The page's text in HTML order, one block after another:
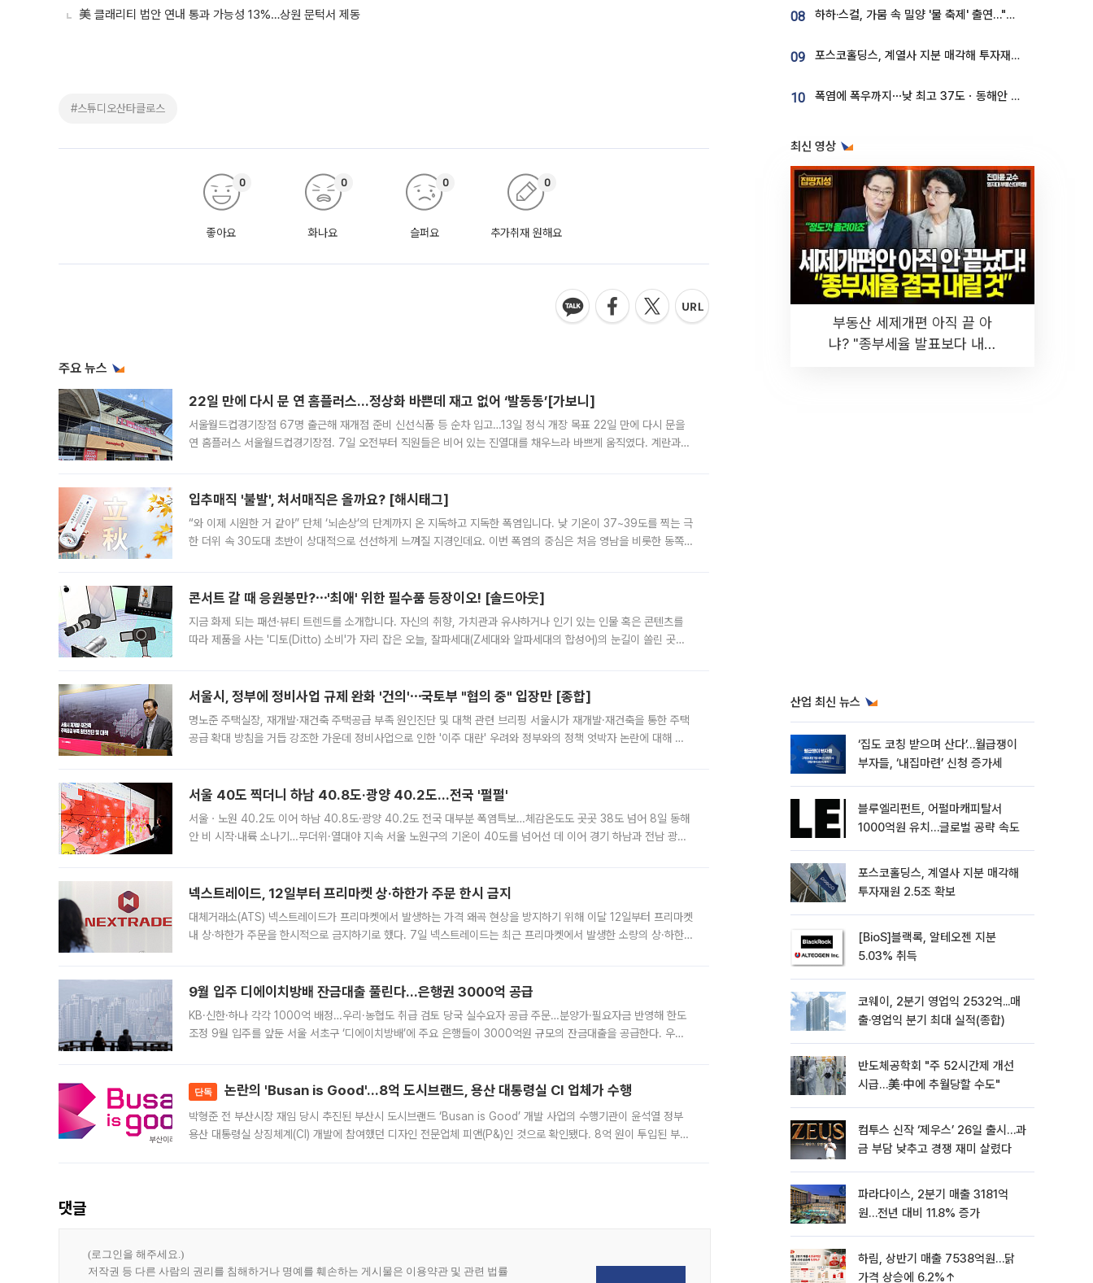
美 클래리티 법안 연내 통과 가능성 13%…상원 문턱서 제동
#스튜디오산타클로스
좋아요
0
화나요
0
슬퍼요
0
추가취재 원해요
0
주요 뉴스
22일 만에 다시 문 연 홈플러스…정상화 바쁜데 재고 없어 ‘발동동’[가보니]
서울월드컵경기장점 67명 출근해 재개점 준비 신선식품 등 순차 입고…13일 정식 개장 목표 22일 만에 다시 문을
연 홈플러스 서울월드컵경기장점. 7일 오전부터 직원들은 비어 있는 진열대를 채우느라 바쁘게 움직였다. 계란과
입추매직 '불발', 처서매직은 올까요? [해시태그]
“와 이제 시원한 거 같아” 단체 ‘뇌손상’의 단계까지 온 지독하고 지독한 폭염입니다. 낮 기온이 37~39도를 찍는 극
한 더위 속 30도대 초반이 상대적으로 선선하게 느껴질 지경인데요. 이번 폭염의 중심은 처음 영남을 비롯한 동쪽
콘서트 갈 때 응원봉만?⋯'최애' 위한 필수품 등장이오! [솔드아웃]
지금 화제 되는 패션·뷰티 트렌드를 소개합니다. 자신의 취향, 가치관과 유사하거나 인기 있는 인물 혹은 콘텐츠를
따라 제품을 사는 '디토(Ditto) 소비'가 자리 잡은 오늘, 잘파세대(Z세대와 알파세대의 합성어)의 눈길이 쏠린 곳은
서울시, 정부에 정비사업 규제 완화 '건의'⋯국토부 "협의 중" 입장만 [종합]
명노준 주택실장, 재개발·재건축 주택공급 부족 원인진단 및 대책 관련 브리핑 서울시가 재개발·재건축을 통한 주택
공급 확대 방침을 거듭 강조한 가운데 정비사업으로 인한 '이주 대란' 우려와 정부와의 정책 엇박자 논란에 대해 정
서울 40도 찍더니 하남 40.8도·광양 40.2도…전국 '펄펄'
서울ㆍ노원 40.2도 이어 하남 40.8도·광양 40.2도 전국 대부분 폭염특보…체감온도도 곳곳 38도 넘어 8일 동해
안 비 시작·내륙 소나기…무더위·열대야 지속 서울 노원구의 기온이 40도를 넘어선 데 이어 경기 하남과 전남 광양
넥스트레이드, 12일부터 프리마켓 상·하한가 주문 한시 금지
대체거래소(ATS) 넥스트레이드가 프리마켓에서 발생하는 가격 왜곡 현상을 방지하기 위해 이달 12일부터 프리마켓
내 상·하한가 주문을 한시적으로 금지하기로 했다. 7일 넥스트레이드는 최근 프리마켓에서 발생한 소량의 상·하한
9월 입주 디에이치방배 잔금대출 풀린다…은행권 3000억 공급
KB·신한·하나 각각 1000억 배정…우리·농협도 취급 검토 당국 실수요자 공급 주문…분양가·필요자금 반영해 한도
조정 9월 입주를 앞둔 서울 서초구 ‘디에이치방배’에 주요 은행들이 3000억원 규모의 잔금대출을 공급한다. 우리
단독 논란의 'Busan is Good'…8억 도시브랜드, 용산 대통령실 CI 업체가 수행
박형준 전 부산시장 재임 당시 추진된 부산시 도시브랜드 ‘Busan is Good’ 개발 사업의 수행기관이 윤석열 정부
용산 대통령실 상징체계(CI) 개발에 참여했던 디자인 전문업체 피앤(P&)인 것으로 확인됐다. 8억 원이 투입된 부산
댓글
08 하하·스컬, 가뭄 속 밀양 '물 축제' 출연…"출연료 전액 기부"
09 포스코홀딩스, 계열사 지분 매각해 투자재원 2.5조 확보
10 폭염에 폭우까지⋯낮 최고 37도ㆍ동해안 강한 비 [날씨]
최신 영상
부동산 세제개편 아직 끝 아
냐? "종부세율 발표보다 내릴
산업 최신 뉴스
‘집도 코칭 받으며 산다’…월급쟁이
부자들, ‘내집마련’ 신청 증가세
블루엘리펀트, 어펄마캐피탈서
1000억원 유치…글로벌 공략 속도
포스코홀딩스, 계열사 지분 매각해
투자재원 2.5조 확보
[BioS]블랙록, 알테오젠 지분
5.03% 취득
코웨이, 2분기 영업익 2532억...매
출·영업익 분기 최대 실적(종합)
반도체공학회 "주 52시간제 개선
시급…美·中에 추월당할 수도"
컴투스 신작 ‘제우스’ 26일 출시…과
금 부담 낮추고 경쟁 재미 살렸다
파라다이스, 2분기 매출 3181억
원…전년 대비 11.8% 증가
하림, 상반기 매출 7538억원…닭
가격 상승에 6.2%↑